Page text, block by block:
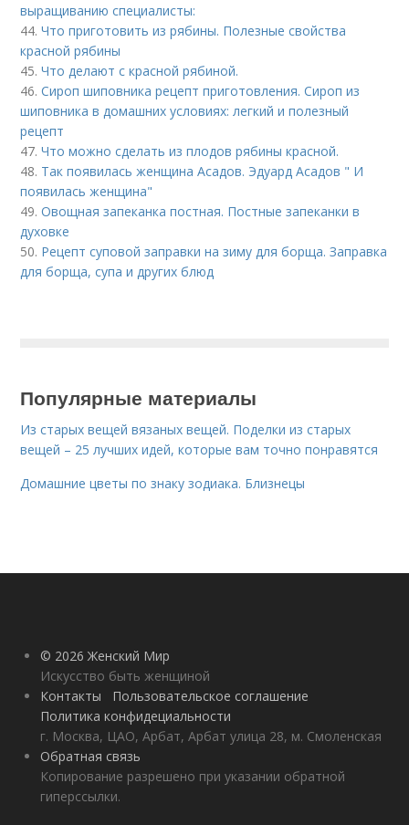
выращиванию специалисты:
44.Что приготовить из рябины. Полезные свойства
красной рябины
45.Что делают с красной рябиной.
46.Сироп шиповника рецепт приготовления. Сироп из
шиповника в домашних условиях: легкий и полезный
рецепт
47.Что можно сделать из плодов рябины красной.
48. Так появилась женщина Асадов. Эдуард Асадов " И
появилась женщина"
49.Овощная запеканка постная. Постные запеканки в
духовке
50. Рецепт суповой заправки на зиму для борща. Заправка
для борща, супа и других блюд
Популярные материалы
Из старых вещей вязаных вещей. Поделки из старых
вещей – 25 лучших идей, которые вам точно понравятся
Домашние цветы по знаку зодиака. Близнецы
© 2026 Женский Мир
Искусство быть женщиной
Контакты
Пользовательское соглашение
Политика конфидециальности
г. Москва, ЦАО, Арбат, Арбат улица 28, м. Смоленская
Обратная связь
Копирование разрешено при указании обратной
гиперссылки.